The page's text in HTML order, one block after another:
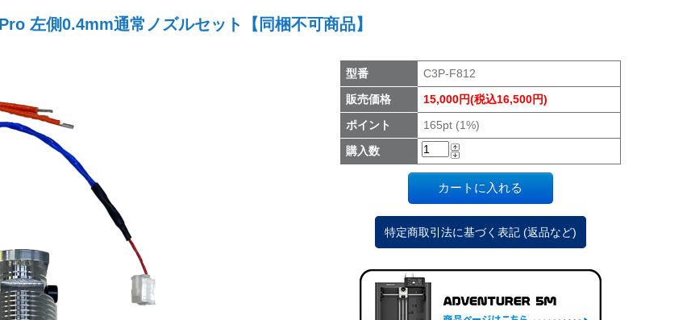
左側0.4mm通常ノズルセット【同梱不可商品】
型番
C3P-F812
販売価格
15,000円(税込16,500円)
ポイント
165pt (1%)
購入数
特定商取引法に基づく表記 (返品など)